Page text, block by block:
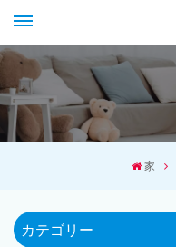
家
カテゴリー